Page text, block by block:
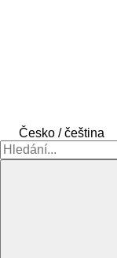
Česko / čeština